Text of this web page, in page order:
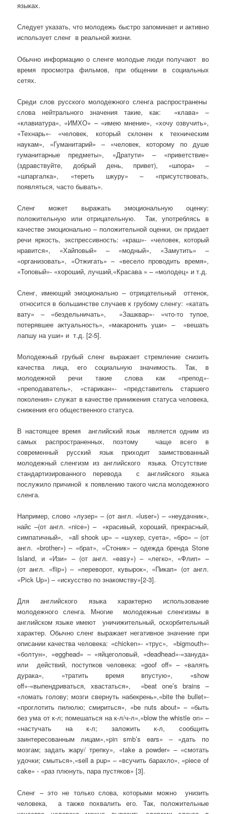
языках.
Следует указать, что молодежь быстро запоминает и активно
использует сленг в реальной жизни.
Обычно информацию о сленге молодые люди получают во
время просмотра фильмов, при общении в социальных
сетях.
Среди слов русского молодежного сленга распространены
слова нейтрального значения такие, как: «клава» –
«клавиатура», «ИМХО» – «имею мнение», «хочу озвучить»,
«Технарь»- «человек, который склонен к техническим
наукам», «Гуманитарий» – «человек, которому по душе
гуманитарные предметы», «Дратути» – «приветствие»
(здравствуйте, добрый день, привет), «шпора» –
«шпаргалка», «тереть шкуру» – «присутствовать,
появляться, часто бывать».
Сленг может выражать эмоциональную оценку:
положительную или отрицательную. Так, употреблясь в
качестве эмоционально – положительной оценки, он придает
речи яркость, экспрессивность: «краш»- «человек, который
нравится», «Хайповый» – «модный», «Замутить» –
«организовать», «Отжигать» – «весело проводить время»,
«Топовый»- «хороший, лучший,«Красава » – «молодец» и т.д.
Сленг, имеющий эмоционально – отрицательный оттенок,
относится в большинстве случаев к грубому сленгу: «катать
вату» – «бездельничать», «Зашквар»- «что-то тупое,
потерявшее актуальность», «макаронить уши» – «вешать
лапшу на уши» и т.д. [2-5].
Молодежный грубый сленг выражает стремление снизить
качества лица, его социальную значимость. Так, в
молодежной речи такие слова как
«препод»-
«преподаватель», «старикан»-
«представитель старшего
поколения» служат в качестве принижения статуса человека,
снижения его общественного статуса.
В настоящее время английский язык является одним из
самых распространенных, поэтому чаще всего в
современный русский язык приходит заимствованный
молодежный сленгизм из английского языка. Отсутствие
стандартизированного перевода с английского языка
послужило причиной к появлению такого числа молодежного
сленга.
Например, слово «лузер» – (от англ. «luser») – «неудачник»,
найс –(от англ. «nice») – «красивый, хороший, прекрасный,
симпатичный», «all shook up» – «шухер, суета», «бро» – (от
англ. «brother») – «брат», «Стоник» – одежда бренда Stone
Island, и «Изи» – (от англ. «easy») – «легко», «Флип» –
(от англ. «flip») – «переворот, кувырок», «Пикап» (от англ.
«Pick Up») – «искусство по знакомству»[2-3].
Для английского языка характерно использование
молодежного сленга. Многие молодежные сленгизмы в
английском языке имеют уничижительный, оскорбительный
характер. Обычно сленг выражает негативное значение при
описании качества человека: «chicken»- «трус», «bigmouth»-
«болтун», «egghead» – «яйцеголовый, «deadhead»-«зануда»
или действий, поступков человека: «goof off» – «валять
дурака», «тратить время впустую», «show
off»-«выпендриваться, хвастаться», «beat one’s brains –
«ломать голову; мозги свернуть набекрень»,«bite the bullet»-
«проглотить пилюлю; смириться», «be nuts about» – «быть
без ума от к-л; помешаться на к-л/ч-л»,«blow the whistle on» –
«настучать на к-л; заложить к-л, сообщить
заинтересованным лицам»,«pin smb’s ears» – «дать по
мозгам; задать жару/ трепку», «take a powder» – «смотать
удочки; смыться»,«sell a pup» – «всучить барахло», «piece of
cake» - «раз плюнуть, пара пустяков» [3].
Сленг – это не только слова, которыми можно унизить
человека, а также похвалить его. Так, положительные